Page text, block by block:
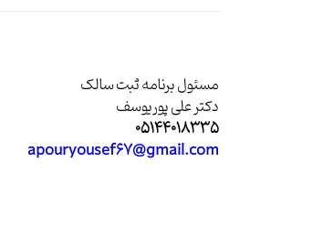
مسئول برنامه ثبت سالک
دکتر علی پوریوسف
05144018335
apouryousef67@gmail.com